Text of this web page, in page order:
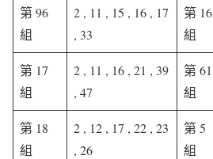
第 96
組
2 , 11 , 15 , 16 , 17
, 33
第 16
組
第 17
組
2 , 11 , 16 , 21 , 39
, 47
第 61
組
第 18
組
2 , 12 , 17 , 22 , 23
, 26
第 5
組